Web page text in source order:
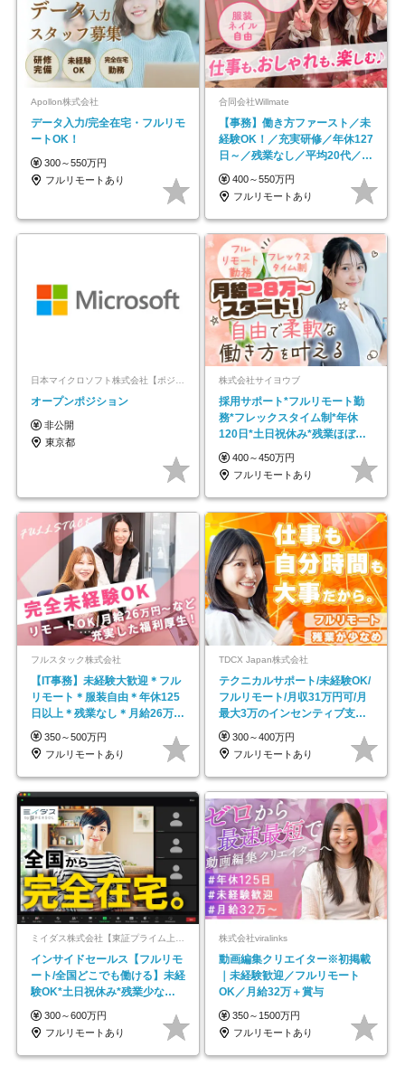
Apollon株式会社
データ入力/完全在宅・フルリモ
ートOK！
300～550万円
フルリモートあり
合同会社Willmate
【事務】働き方ファースト／未
経験OK！／充実研修／年休127
日～／残業なし／平均20代／リ
モートOK
400～550万円
フルリモートあり
日本マイクロソフト株式会社【ポジションマッチ登録】
オープンポジション
非公開
東京都
株式会社サイヨウブ
採用サポート*フルリモート勤
務*フレックスタイム制*年休
120日*土日祝休み*残業ほぼな
し*育児中社員8割以上
400～450万円
フルリモートあり
フルスタック株式会社
【IT事務】未経験大歓迎＊フル
リモート＊服装自由＊年休125
日以上＊残業なし＊月給26万円
以上
350～500万円
フルリモートあり
TDCX Japan株式会社
テクニカルサポート/未経験OK/
フルリモート/月収31万円可/月
最大3万のインセンティブ支給/
平均年齢33歳
300～400万円
フルリモートあり
ミイダス株式会社【東証プライム上場パーソルグループ】
インサイドセールス【フルリモ
ート/全国どこでも働ける】未経
験OK*土日祝休み*残業少なめ*
在宅勤務手当あり
300～600万円
フルリモートあり
株式会社viralinks
動画編集クリエイター※初掲載
｜未経験歓迎／フルリモート
OK／月給32万＋賞与
350～1500万円
フルリモートあり